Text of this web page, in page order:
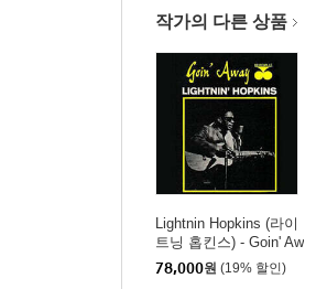
작가의 다른 상품
Lightnin Hopkins (라이
트닝 홉킨스) - Goin' Aw
ay [LP]
78,000원 (19% 할인)